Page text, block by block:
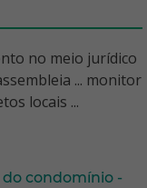
no meio jurídico
... monitor
locais ...
condomínio -